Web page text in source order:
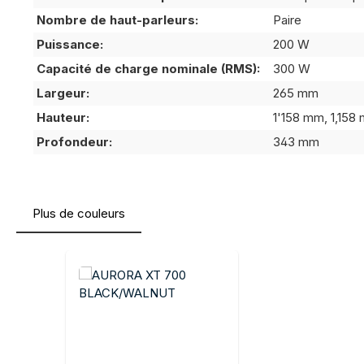
Nombre de haut-parleurs:
Paire
Puissance:
200 W
Capacité de charge nominale (RMS):
300 W
Largeur:
265 mm
Hauteur:
1'158 mm, 1,158
Profondeur:
343 mm
Plus de couleurs